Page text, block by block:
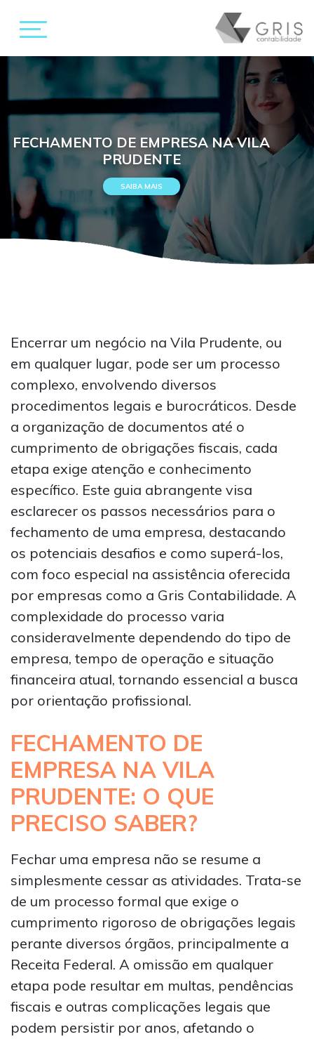
FECHAMENTO DE EMPRESA NA VILA
PRUDENTE
SAIBA MAIS
Encerrar um negócio na Vila Prudente, ou
em qualquer lugar, pode ser um processo
complexo, envolvendo diversos
procedimentos legais e burocráticos. Desde
a organização de documentos até o
cumprimento de obrigações fiscais, cada
etapa exige atenção e conhecimento
específico. Este guia abrangente visa
esclarecer os passos necessários para o
fechamento de uma empresa, destacando
os potenciais desafios e como superá-los,
com foco especial na assistência oferecida
por empresas como a Gris Contabilidade. A
complexidade do processo varia
consideravelmente dependendo do tipo de
empresa, tempo de operação e situação
financeira atual, tornando essencial a busca
por orientação profissional.
FECHAMENTO DE
EMPRESA NA VILA
PRUDENTE: O QUE
PRECISO SABER?
Fechar uma empresa não se resume a
simplesmente cessar as atividades. Trata-se
de um processo formal que exige o
cumprimento rigoroso de obrigações legais
perante diversos órgãos, principalmente a
Receita Federal. A omissão em qualquer
etapa pode resultar em multas, pendências
fiscais e outras complicações legais que
podem persistir por anos, afetando o